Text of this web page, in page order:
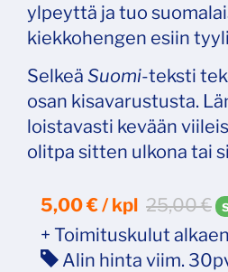
ylpeyttä ja tuo
kiekkohengen esiin
Selkeä Suomi-teksti
osan kisavarustusta.
loistavasti kevään
olitpa sitten ulkona tai
5,00 € / kpl 25,00€
+ Toimituskulut
Alin hinta viim.